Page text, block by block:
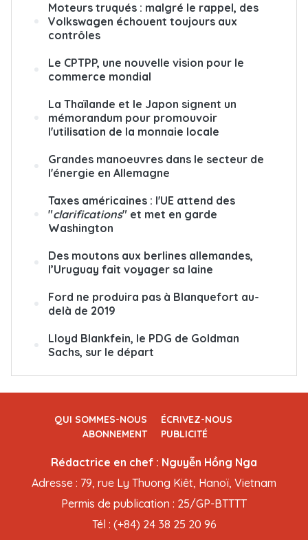
Moteurs truqués : malgré le rappel, des
Volkswagen échouent toujours aux
contrôles
Le CPTPP, une nouvelle vision pour le
commerce mondial
La Thaïlande et le Japon signent un
mémorandum pour promouvoir
l'utilisation de la monnaie locale
Grandes manoeuvres dans le secteur de
l'énergie en Allemagne
Taxes américaines : l'UE attend des
"clarifications" et met en garde
Washington
Des moutons aux berlines allemandes,
l’Uruguay fait voyager sa laine
Ford ne produira pas à Blanquefort au-
delà de 2019
Lloyd Blankfein, le PDG de Goldman
Sachs, sur le départ
QUI SOMMES-NOUS
ÉCRIVEZ-NOUS
ABONNEMENT
PUBLICITÉ
Rédactrice en chef : Nguyễn Hồng Nga
Adresse : 79, rue Ly Thuong Kiêt, Hanoï, Vietnam
Permis de publication : 25/GP-BTTTT
Tél : (+84) 24 38 25 20 96